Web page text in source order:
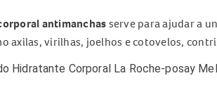
antimanchas serve para ajudar a
axilas, virilhas, joelhos e cotovelos,
Hidratante Corporal La Roche-posay